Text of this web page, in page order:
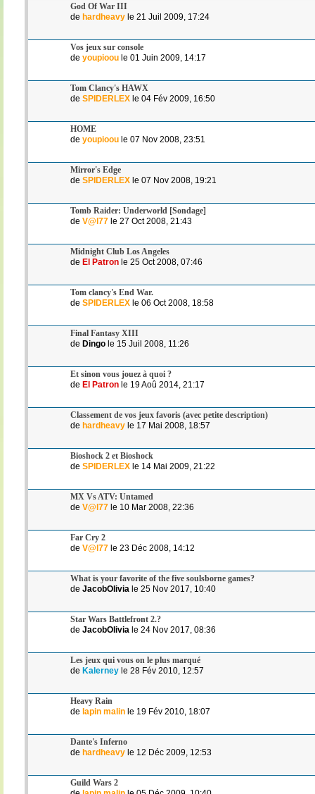
God Of War III
de hardheavyle 21 Juil 2009, 17:24
Vos jeux sur console
de youpiooule 01 Juin 2009, 14:17
Tom Clancy's HAWX
de SPIDERLEXle 04 Fév 2009, 16:50
HOME
de youpiooule 07 Nov 2008, 23:51
Mirror's Edge
de SPIDERLEXle 07 Nov 2008, 19:21
Tomb Raider: Underworld [Sondage]
de V@l77le 27 Oct 2008, 21:43
Midnight Club Los Angeles
de El Patronle 25 Oct 2008, 07:46
Tom clancy's End War.
de SPIDERLEXle 06 Oct 2008, 18:58
Final Fantasy XIII
de Dingole 15 Juil 2008, 11:26
Et sinon vous jouez à quoi ?
de El Patronle 19 Aoû 2014, 21:17
Classement de vos jeux favoris (avec petite description)
de hardheavyle 17 Mai 2008, 18:57
Bioshock 2 et Bioshock
de SPIDERLEXle 14 Mai 2009, 21:22
MX Vs ATV: Untamed
de V@l77le 10 Mar 2008, 22:36
Far Cry 2
de V@l77le 23 Déc 2008, 14:12
What is your favorite of the five soulsborne games?
de JacobOlivia le 25 Nov 2017, 10:40
Star Wars Battlefront 2.?
de JacobOlivia le 24 Nov 2017, 08:36
Les jeux qui vous on le plus marqué
de Kalerneyle 28 Fév 2010, 12:57
Heavy Rain
de lapin malinle 19 Fév 2010, 18:07
Dante's Inferno
de hardheavyle 12 Déc 2009, 12:53
Guild Wars 2